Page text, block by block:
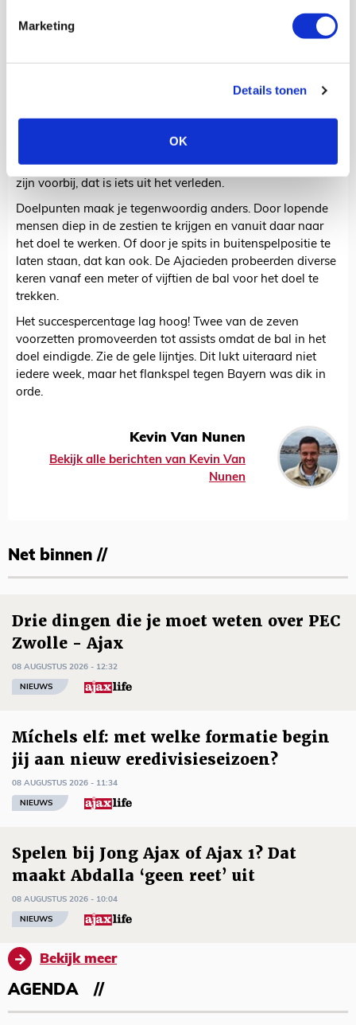
Marketing
Details tonen
OK
Via Zone 14 lukte het dus niet, maar gelukkig zijn er voor
een voetballende ploeg als Ajax meer mogelijkheden om
De Ajacieden zochten vooral naar openingen op links,
activiteit binnen halfspaces dat Ajax actiever was op links,
maar effectiever op rechts. De tijden van lange voorzetten
zijn voorbij, dat is iets uit het verleden.
Doelpunten maak je tegenwoordig anders. Door lopende
mensen diep in de zestien te krijgen en vanuit daar naar
het doel te werken. Of door je spits in buitenspelpositie te
laten staan, dat kan ook. De Ajacieden probeerden diverse
keren vanaf een meter of vijftien de bal voor het doel te
trekken.
Het succespercentage lag hoog! Twee van de zeven
voorzetten promoveerden tot assists omdat de bal in het
doel eindigde. Zie de gele lijntjes. Dit lukt uiteraard niet
iedere week, maar het flankspel tegen Bayern was dik in
orde.
Kevin Van Nunen
Bekijk alle berichten van Kevin Van
Nunen
Net binnen //
Drie dingen die je moet weten over PEC
Zwolle - Ajax
08 AUGUSTUS 2026 - 12:32
NIEUWS
Míchels elf: met welke formatie begin
jij aan nieuw eredivisieseizoen?
08 AUGUSTUS 2026 - 11:34
NIEUWS
Spelen bij Jong Ajax of Ajax 1? Dat
maakt Abdalla ‘geen reet’ uit
08 AUGUSTUS 2026 - 10:04
NIEUWS
Bekijk meer
AGENDA